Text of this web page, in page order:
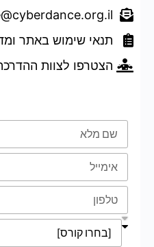
תנאי שימוש באתר
הצטרפו לצוות